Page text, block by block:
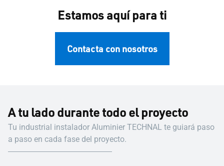
Estamos aquí para ti
Contacta con nosotros
A tu lado durante todo el proyecto
Tu industrial instalador Aluminier TECHNAL te guiará paso
a paso en cada fase del proyecto.